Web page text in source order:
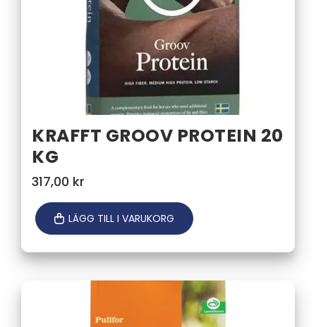
KRAFFT GROOV PROTEIN 20
KG
317,00 kr
LÄGG TILL I VARUKORG